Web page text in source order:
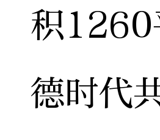
积1260
德时代